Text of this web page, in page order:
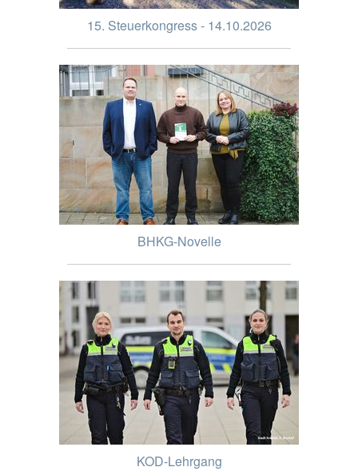
15. Steuerkongress - 14.10.2026
BHKG-Novelle
KOD-Lehrgang